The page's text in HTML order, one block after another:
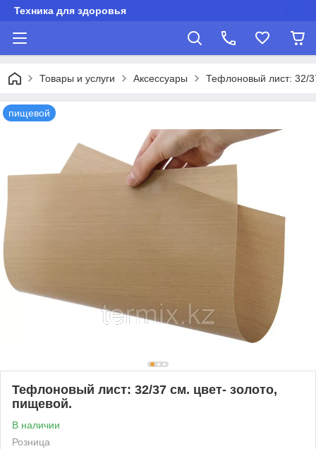
Техника для здоровья
Товары и услуги Аксессуары Тефлоновый лист: 32/
пищевой
Тефлоновый лист: 32/37 см. цвет- золото,
пищевой.
В наличии
Розница